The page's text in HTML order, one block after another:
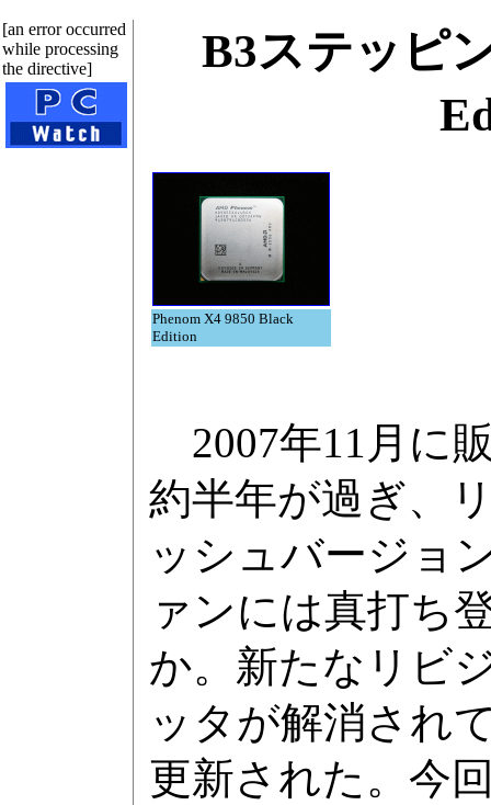
[an error occurred
while processing
the directive]
B3ステッピ
Phenom X4 9850 Black
Edition
2007年11月に
約半年が過ぎ、
ッシュバージョ
ァンには真打ち
か。新たなリビ
ッタが解消され
更新された。今